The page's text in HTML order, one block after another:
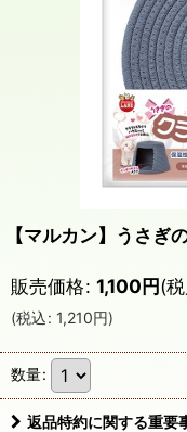
【マルカン】うさ
販売価格: 1,100円(
(税込: 1,210円)
数量:
返品特約に関する重要